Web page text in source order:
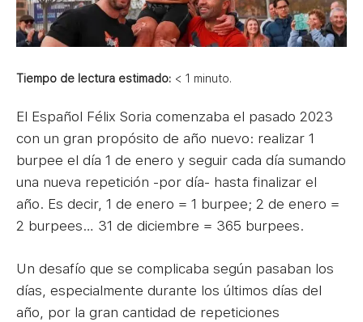
Tiempo de lectura estimado: < 1 minuto.
El Español Félix Soria comenzaba el pasado 2023
con un gran propósito de año nuevo: realizar 1
burpee el día 1 de enero y seguir cada día sumando
una nueva repetición -por día- hasta finalizar el
año. Es decir, 1 de enero = 1 burpee; 2 de enero =
2 burpees… 31 de diciembre = 365 burpees.
Un desafío que se complicaba según pasaban los
días, especialmente durante los últimos días del
año, por la gran cantidad de repeticiones